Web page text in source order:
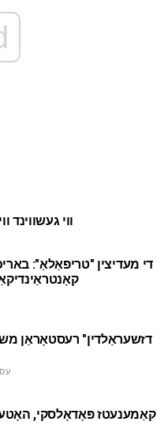
ווי געשווינד
די מעדיצין "טריפאַלאַ":
קאַמענעטז פּאָדאָלסקי,